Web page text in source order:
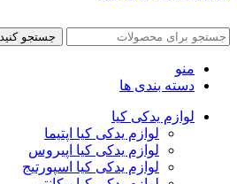
جستجو کنید
منو
دسته بندی ها
لوازم یدکی کیا
لوازم یدکی کیا اپتیما
لوازم یدکی کیا اپیروس
لوازم یدکی کیا اسپورتیج